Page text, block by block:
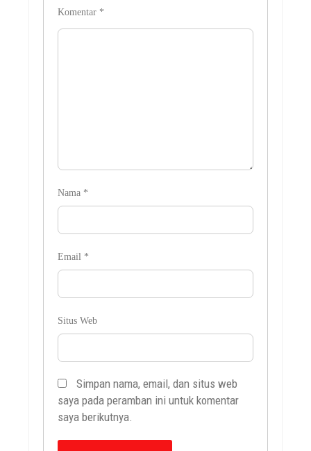
Komentar *
Nama *
Email *
Situs Web
Simpan nama, email, dan situs web
saya pada peramban ini untuk komentar
saya berikutnya.